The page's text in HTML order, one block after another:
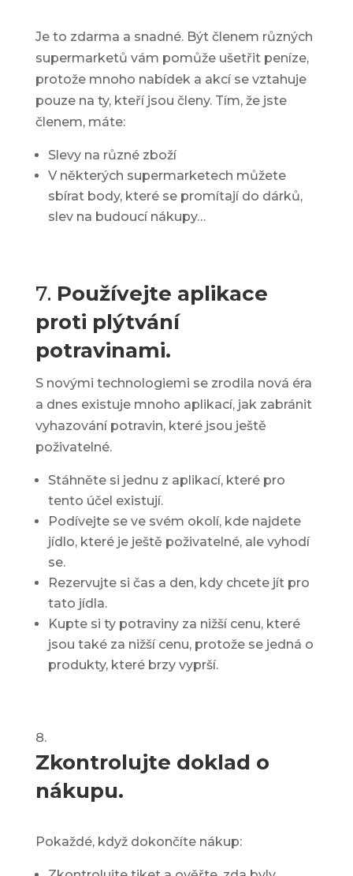
Je to zdarma a snadné. Být členem různých
supermarketů vám pomůže ušetřit peníze,
protože mnoho nabídek a akcí se vztahuje
pouze na ty, kteří jsou členy. Tím, že jste
členem, máte:
Slevy na různé zboží
V některých supermarketech můžete
sbírat body, které se promítají do dárků,
slev na budoucí nákupy…
7. Používejte aplikace
proti plýtvání
potravinami.
S novými technologiemi se zrodila nová éra
a dnes existuje mnoho aplikací, jak zabránit
vyhazování potravin, které jsou ještě
poživatelné.
Stáhněte si jednu z aplikací, které pro
tento účel existují.
Podívejte se ve svém okolí, kde najdete
jídlo, které je ještě poživatelné, ale vyhodí
se.
Rezervujte si čas a den, kdy chcete jít pro
tato jídla.
Kupte si ty potraviny za nižší cenu, které
jsou také za nižší cenu, protože se jedná o
produkty, které brzy vyprší.
Zkontrolujte doklad o
nákupu.
Pokaždé, když dokončíte nákup: